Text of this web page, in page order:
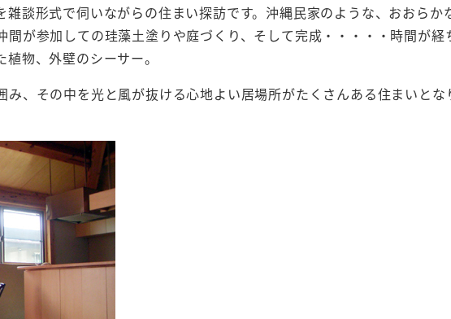
談形式で伺いながらの住まい探訪です。沖縄民家のような、おおらか
が参加しての珪藻土塗りや庭づくり、そして完成・・・・・時間が経
物、外壁のシーサー。
、その中を光と風が抜ける心地よい居場所がたくさんある住まいとな